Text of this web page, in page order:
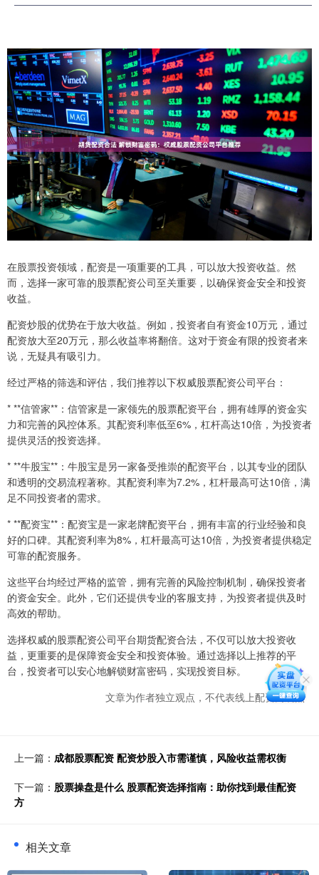
在股票投资领域，配资是一项重要的工具，可以放大投资收益。然
而，选择一家可靠的股票配资公司至关重要，以确保资金安全和投资
收益。
配资炒股的优势在于放大收益。例如，投资者自有资金10万元，通过
配资放大至20万元，那么收益率将翻倍。这对于资金有限的投资者来
说，无疑具有吸引力。
经过严格的筛选和评估，我们推荐以下权威股票配资公司平台：
* **信管家**：信管家是一家领先的股票配资平台，拥有雄厚的资金实
力和完善的风控体系。其配资利率低至6%，杠杆高达10倍，为投资者
提供灵活的投资选择。
* **牛股宝**：牛股宝是另一家备受推崇的配资平台，以其专业的团队
和透明的交易流程著称。其配资利率为7.2%，杠杆最高可达10倍，满
足不同投资者的需求。
* **配资宝**：配资宝是一家老牌配资平台，拥有丰富的行业经验和良
好的口碑。其配资利率为8%，杠杆最高可达10倍，为投资者提供稳定
可靠的配资服务。
这些平台均经过严格的监管，拥有完善的风险控制机制，确保投资者
的资金安全。此外，它们还提供专业的客服支持，为投资者提供及时
高效的帮助。
选择权威的股票配资公司平台期货配资合法，不仅可以放大投资收
益，更重要的是保障资金安全和投资体验。通过选择以上推荐的平
台，投资者可以安心地解锁财富密码，实现投资目标。
文章为作者独立观点，不代表线上配资网观点
上一篇： 成都股票配资 配资炒股入市需谨慎，风险收益需权衡
下一篇： 股票操盘是什么 股票配资选择指南：助你找到最佳配资
方
相关文章